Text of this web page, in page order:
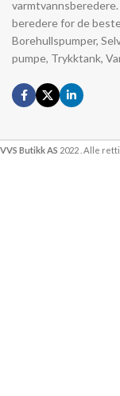
beredere for de
Borehullspumper,
pumpe, Trykktank,
VVS Butikk AS 2022 . Alle